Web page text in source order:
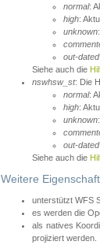
normal:
high:
unknown
out-dated
Siehe auch die
nswhsw_st: Die
normal:
high:
unknown
out-dated
Siehe auch die
Weitere
unterstützt WFS
es werden die
als natives
projiziert werden.